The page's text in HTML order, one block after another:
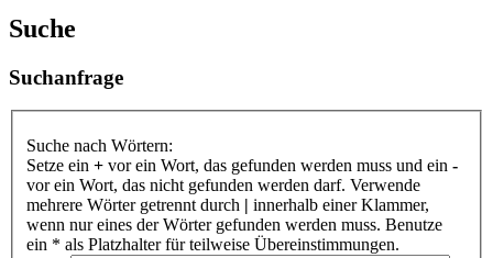
Suche
Suchanfrage
Suche nach Wörtern:
Setze ein + vor ein Wort, das gefunden werden muss und ein -
vor ein Wort, das nicht gefunden werden darf. Verwende
mehrere Wörter getrennt durch | innerhalb einer Klammer,
wenn nur eines der Wörter gefunden werden muss. Benutze
ein * als Platzhalter für teilweise Übereinstimmungen.